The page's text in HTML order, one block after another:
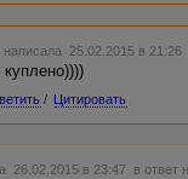
написала 25.02.2015 в
/ Цитировать
26.02.2015 в 23:47 в ответ